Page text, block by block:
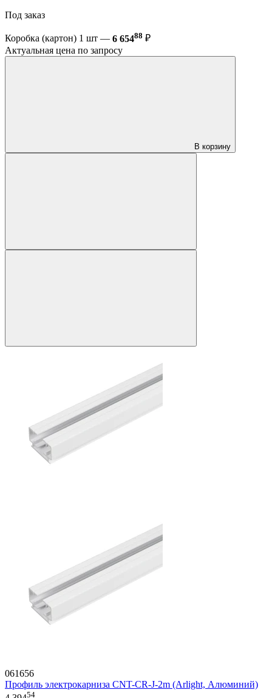
Под заказ
Коробка (картон) 1 шт — 6 65488 ₽
Актуальная цена по запросу
В корзину
061656
Профиль электрокарниза CNT-CR-J-2m (Arlight, Алюминий)
54